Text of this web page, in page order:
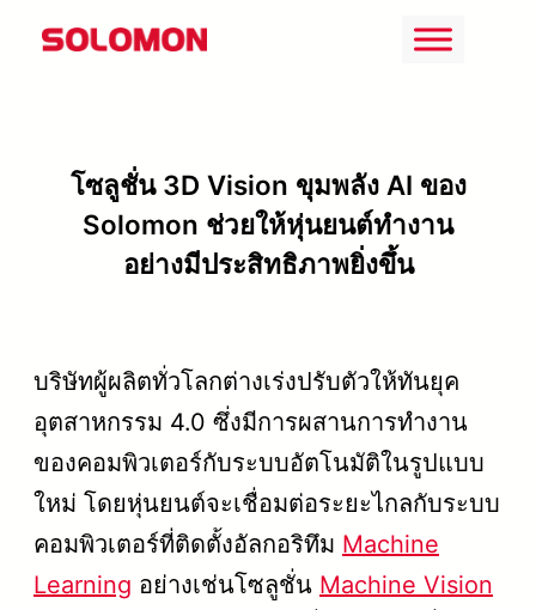
ข้าม
โซลูชั่น 3D Vision ขุมพลัง AI ของ
Solomon ช่วยให้หุ่นยนต์ทำงาน
อย่างมีประสิทธิภาพยิ่งขึ้น
บริษัทผู้ผลิตทั่วโลกต่างเร่งปรับตัวให้ทันยุค
อุตสาหกรรม 4.0 ซึ่งมีการผสานการทำงาน
ของคอมพิวเตอร์กับระบบอัตโนมัติในรูปแบบ
ใหม่ โดยหุ่นยนต์จะเชื่อมต่อระยะไกลกับระบบ
คอมพิวเตอร์ที่ติดตั้งอัลกอริทึม Machine
Learning อย่างเช่นโซลูชั่น Machine Vision